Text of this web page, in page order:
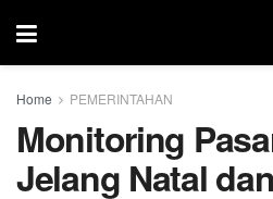
Home PEMERINTAHAN
Monitoring
Jelang Natal